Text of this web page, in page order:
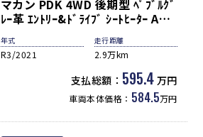
マカン PDK 4WD 後期型 ﾍﾟﾌﾞﾙｸﾞ
ﾚｰ革 ｴﾝﾄﾘｰ&ﾄﾞﾗｲﾌﾞ ｼｰﾄﾋｰﾀｰ ACC
PASM LEDﾍｯﾄﾞﾗｲﾄ 8WAY LDW
LCA PCMﾅﾋﾞAppleCarPlay
360°ｶﾒﾗ ﾊﾟﾜｽﾃﾌﾟﾗｽ 純正18AW 禁
煙 1ｵﾅ 正規D車
年式
R3/2021
走行距離
2.9万km
支払総額： 595.4 万円
車両本体価格： 584.5万円